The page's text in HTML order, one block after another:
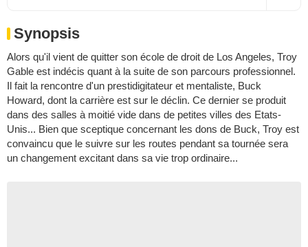
Synopsis
Alors qu'il vient de quitter son école de droit de Los Angeles, Troy
Gable est indécis quant à la suite de son parcours professionnel.
Il fait la rencontre d'un prestidigitateur et mentaliste, Buck
Howard, dont la carrière est sur le déclin. Ce dernier se produit
dans des salles à moitié vide dans de petites villes des Etats-
Unis... Bien que sceptique concernant les dons de Buck, Troy est
convaincu que le suivre sur les routes pendant sa tournée sera
un changement excitant dans sa vie trop ordinaire...